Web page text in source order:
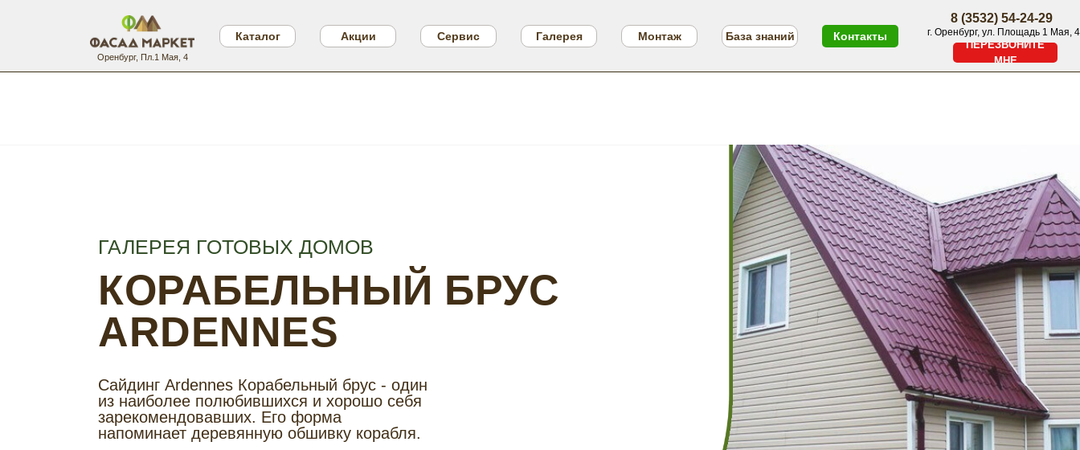
Галерея
Каталог
Меню
База знаний
Акции Монтаж
Сервис
ПЕРЕЗВОНИТЕ
МНЕ
Контакты
Оренбург, Пл.1 Мая, 4
8 (3532) 54-24-29
г. Оренбург, ул. Площадь 1 Мая, 4
КОРАБЕЛЬНЫЙ БРУС
ARDENNES
ГАЛЕРЕЯ ГОТОВЫХ ДОМОВ
Сайдинг Ardennes Корабельный брус - один
из наиболее полюбившихся и хорошо себя
зарекомендовавших. Его форма
напоминает деревянную обшивку корабля.